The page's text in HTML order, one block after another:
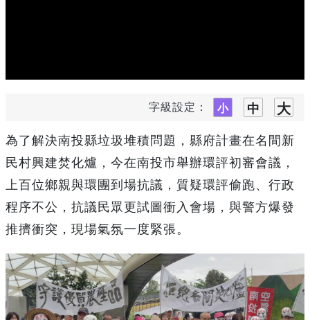
字級設定：
為了解決南投縣垃圾堆積問題，縣府計畫在名間新
民村興建焚化爐，今在南投市舉辦環評初審會議，
上百位鄉親與環團到場抗議，質疑環評偷跑、行政
程序不公，抗議民眾更試圖衝入會場，與警方爆發
推擠衝突，現場氣氛一度緊張。